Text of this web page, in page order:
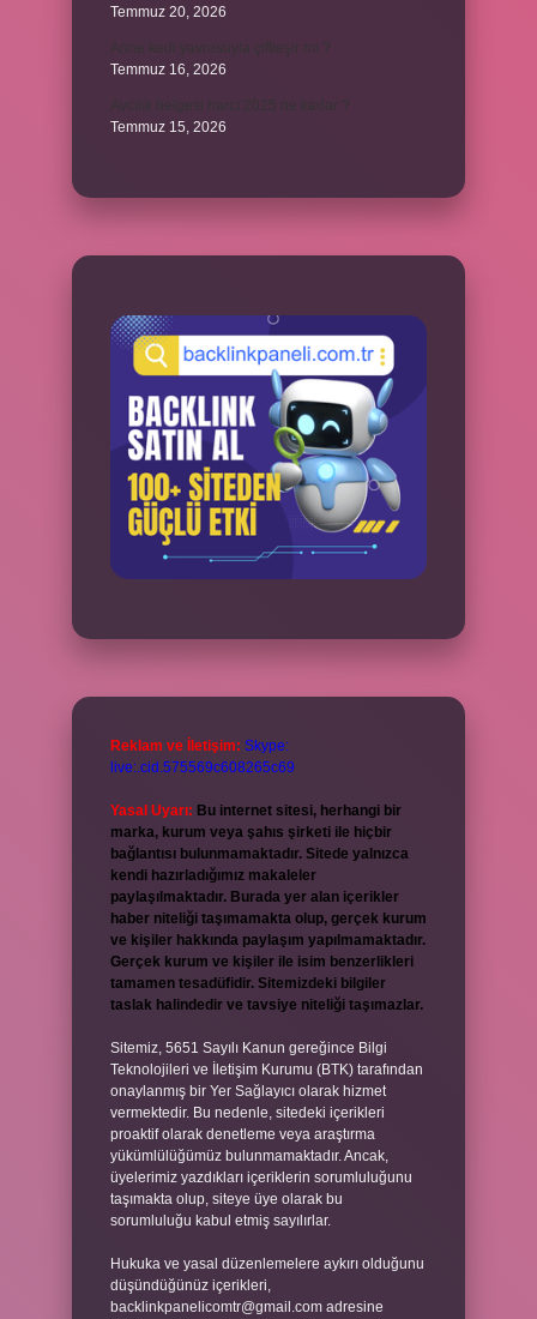
Temmuz 20, 2026
Anne kedi yavrusuyla çiftleşir mi ?
Temmuz 16, 2026
Avcılık belgesi harcı 2025 ne kadar ?
Temmuz 15, 2026
Reklam ve İletişim: Skype:
live:.cid.575569c608265c69
Yasal Uyarı: Bu internet sitesi, herhangi bir
marka, kurum veya şahıs şirketi ile hiçbir
bağlantısı bulunmamaktadır. Sitede yalnızca
kendi hazırladığımız makaleler
paylaşılmaktadır. Burada yer alan içerikler
haber niteliği taşımamakta olup, gerçek kurum
ve kişiler hakkında paylaşım yapılmamaktadır.
Gerçek kurum ve kişiler ile isim benzerlikleri
tamamen tesadüfidir. Sitemizdeki bilgiler
taslak halindedir ve tavsiye niteliği taşımazlar.
Sitemiz, 5651 Sayılı Kanun gereğince Bilgi
Teknolojileri ve İletişim Kurumu (BTK) tarafından
onaylanmış bir Yer Sağlayıcı olarak hizmet
vermektedir. Bu nedenle, sitedeki içerikleri
proaktif olarak denetleme veya araştırma
yükümlülüğümüz bulunmamaktadır. Ancak,
üyelerimiz yazdıkları içeriklerin sorumluluğunu
taşımakta olup, siteye üye olarak bu
sorumluluğu kabul etmiş sayılırlar.
Hukuka ve yasal düzenlemelere aykırı olduğunu
düşündüğünüz içerikleri,
backlinkpanelicomtr@gmail.com adresine